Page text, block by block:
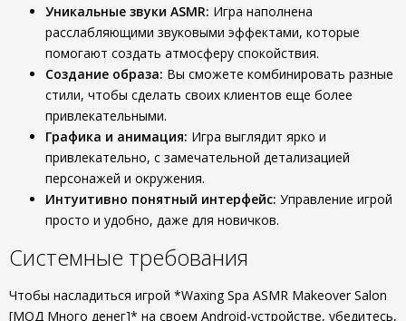
Уникальные звуки ASMR: Игра наполнена
расслабляющими звуковыми эффектами, которые
помогают создать атмосферу спокойствия.
Создание образа: Вы сможете комбинировать разные
стили, чтобы сделать своих клиентов еще более
привлекательными.
Графика и анимация: Игра выглядит ярко и
привлекательно, с замечательной детализацией
персонажей и окружения.
Интуитивно понятный интерфейс: Управление игрой
просто и удобно, даже для новичков.
Системные требования
Чтобы насладиться игрой *Waxing Spa ASMR Makeover Salon
[МОД Много денег]* на своем Android-устройстве, убедитесь,